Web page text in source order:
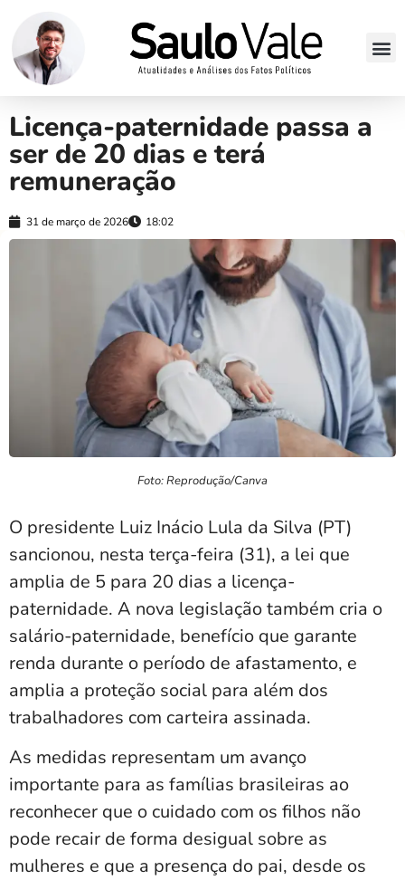
Licença-paternidade passa a
ser de 20 dias e terá
remuneração
31 de março de 2026 18:02
Foto: Reprodução/Canva
O presidente Luiz Inácio Lula da Silva (PT)
sancionou, nesta terça-feira (31), a lei que
amplia de 5 para 20 dias a licença-
paternidade. A nova legislação também cria o
salário-paternidade, benefício que garante
renda durante o período de afastamento, e
amplia a proteção social para além dos
trabalhadores com carteira assinada.
As medidas representam um avanço
importante para as famílias brasileiras ao
reconhecer que o cuidado com os filhos não
pode recair de forma desigual sobre as
mulheres e que a presença do pai, desde os